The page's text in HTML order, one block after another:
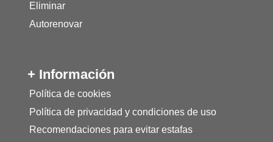
Eliminar
Autorenovar
+ Información
Política de cookies
Política de privacidad y condiciones de uso
Recomendaciones para evitar estafas